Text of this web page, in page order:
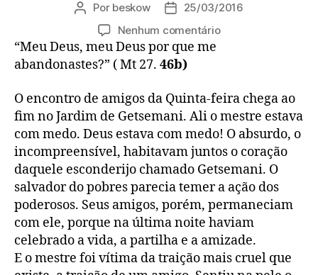
Autor
post
Por beskow
Data25/03/2016
Nenhum comentárioem
foi
morto…
“Meu Deus, meu Deus por que me
abandonastes?” ( Mt 27. 46b)
O encontro de amigos da Quinta-feira chega ao
fim no Jardim de Getsemani. Ali o mestre estava
com medo. Deus estava com medo! O absurdo, o
incompreensível, habitavam juntos o coração
daquele esconderijo chamado Getsemani. O
salvador do pobres parecia temer a ação dos
poderosos. Seus amigos, porém, permaneciam
com ele, porque na última noite haviam
celebrado a vida, a partilha e a amizade.
E o mestre foi vítima da traição mais cruel que